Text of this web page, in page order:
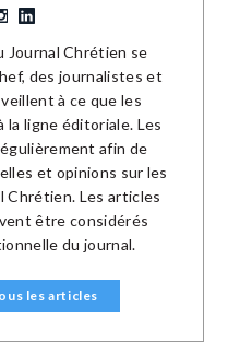
Journal Chrétien se
des journalistes et
à ce que les
ligne éditoriale. Les
afin de
et opinions sur les
Chrétien. Les articles
être considérés
du journal.
les articles